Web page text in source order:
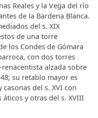
Reales y la Vega del río
de la Bardena Blanca.
del s. XIX
de una torre
los Condes de Gómara
con dos torres
alzada sobre
su retablo mayor es
del s. XVI con
y otras del s. XVIII